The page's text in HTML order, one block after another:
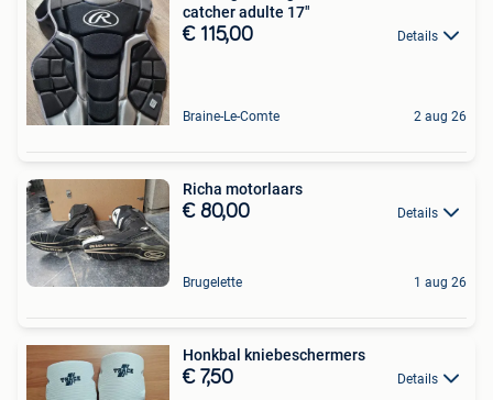
catcher adulte 17"
€ 115,00 Details
Braine-Le-Comte 2 aug 26
Richa motorlaars
€ 80,00 Details
Brugelette 1 aug 26
Honkbal kniebeschermers
€ 7,50 Details